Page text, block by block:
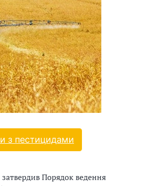
з пестицидами
Порядок ведення